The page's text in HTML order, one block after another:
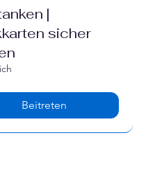
|
sicher
Beitreten